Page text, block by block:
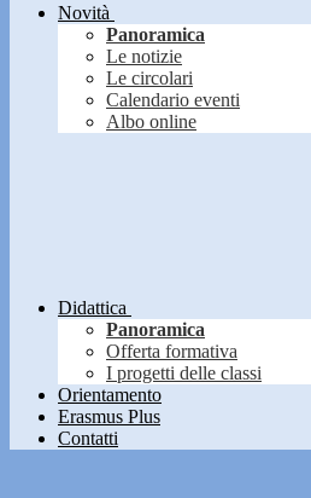
Novità
Panoramica
Le notizie
Le circolari
Calendario eventi
Albo online
Didattica
Panoramica
Offerta formativa
I progetti delle classi
Orientamento
Erasmus Plus
Contatti